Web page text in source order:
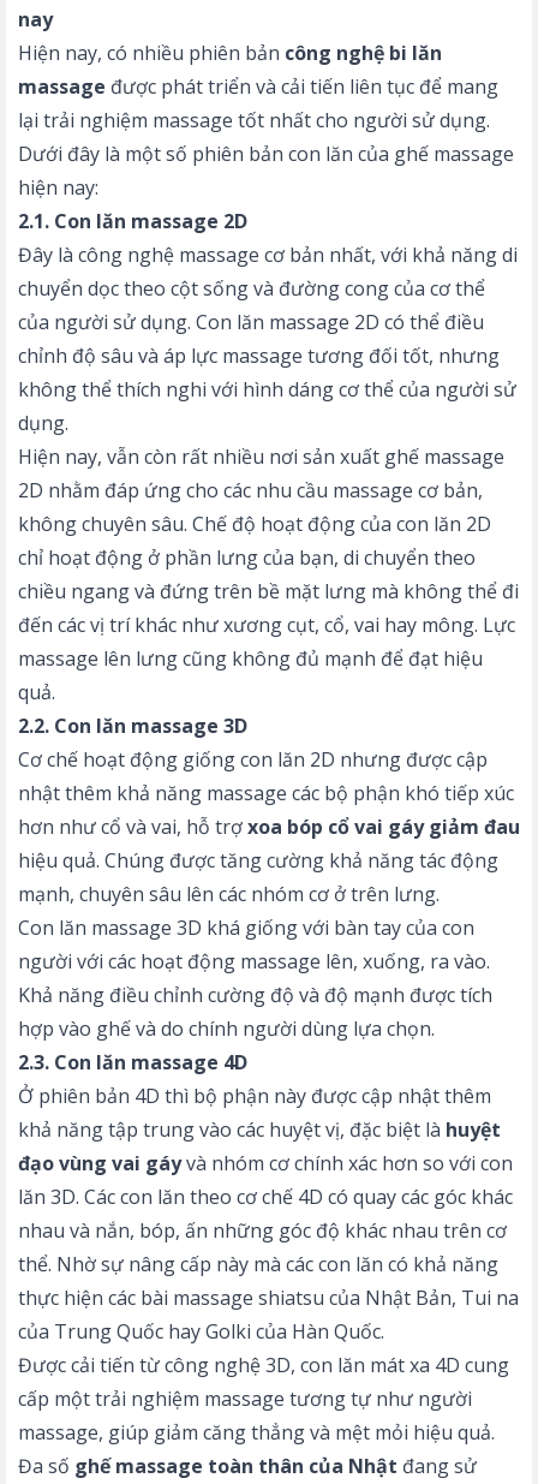
nay
Hiện nay, có nhiều phiên bản công nghệ bi lăn
massage được phát triển và cải tiến liên tục để mang
lại trải nghiệm massage tốt nhất cho người sử dụng.
Dưới đây là một số phiên bản con lăn của ghế massage
hiện nay:
2.1. Con lăn massage 2D
Đây là công nghệ massage cơ bản nhất, với khả năng di
chuyển dọc theo cột sống và đường cong của cơ thể
của người sử dụng. Con lăn massage 2D có thể điều
chỉnh độ sâu và áp lực massage tương đối tốt, nhưng
không thể thích nghi với hình dáng cơ thể của người sử
dụng.
Hiện nay, vẫn còn rất nhiều nơi sản xuất ghế massage
2D nhằm đáp ứng cho các nhu cầu massage cơ bản,
không chuyên sâu. Chế độ hoạt động của con lăn 2D
chỉ hoạt động ở phần lưng của bạn, di chuyển theo
chiều ngang và đứng trên bề mặt lưng mà không thể đi
đến các vị trí khác như xương cụt, cổ, vai hay mông. Lực
massage lên lưng cũng không đủ mạnh để đạt hiệu
quả.
2.2. Con lăn massage 3D
Cơ chế hoạt động giống con lăn 2D nhưng được cập
nhật thêm khả năng massage các bộ phận khó tiếp xúc
hơn như cổ và vai, hỗ trợxoa bóp cổ vai gáy giảm đau
hiệu quả. Chúng được tăng cường khả năng tác động
mạnh, chuyên sâu lên các nhóm cơ ở trên lưng.
Con lăn massage 3D khá giống với bàn tay của con
người với các hoạt động massage lên, xuống, ra vào.
Khả năng điều chỉnh cường độ và độ mạnh được tích
hợp vào ghế và do chính người dùng lựa chọn.
2.3. Con lăn massage 4D
Ở phiên bản 4D thì bộ phận này được cập nhật thêm
khả năng tập trung vào các huyệt vị, đặc biệt là huyệt
đạo vùng vai gáyvà nhóm cơ chính xác hơn so với con
lăn 3D. Các con lăn theo cơ chế 4D có quay các góc khác
nhau và nắn, bóp, ấn những góc độ khác nhau trên cơ
thể. Nhờ sự nâng cấp này mà các con lăn có khả năng
thực hiện các bài massage shiatsu của Nhật Bản, Tui na
của Trung Quốc hay Golki của Hàn Quốc.
Được cải tiến từ công nghệ 3D, con lăn mát xa 4D cung
cấp một trải nghiệm massage tương tự như người
massage, giúp giảm căng thẳng và mệt mỏi hiệu quả.
Đa số ghế massage toàn thân của Nhật đang sử